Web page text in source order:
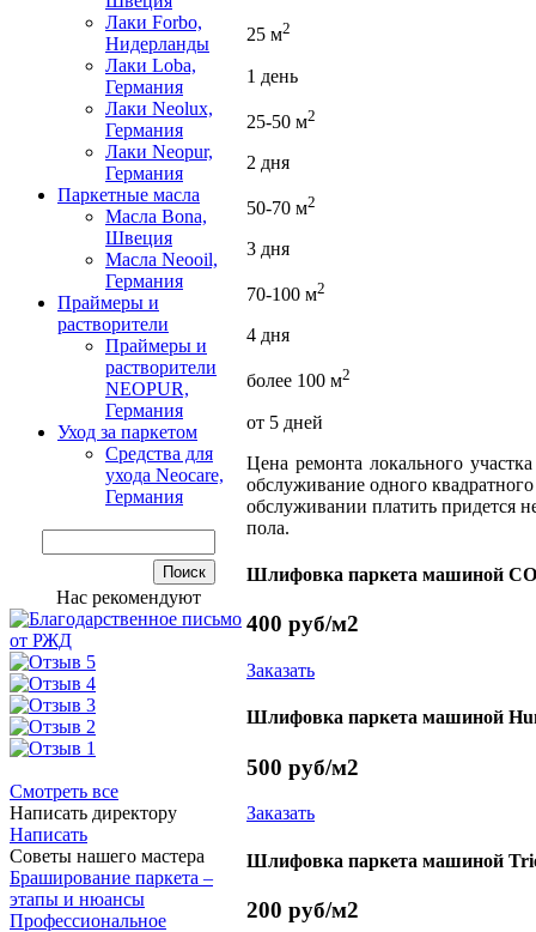
Лаки Forbo,
Нидерланды
Лаки Loba,
Германия
Лаки Neolux,
Германия
Лаки Neopur,
Германия
Паркетные масла
Масла Bona,
Швеция
Масла Neooil,
Германия
Праймеры и
растворители
Праймеры и
растворители
NEOPUR,
Германия
Уход за паркетом
Средства для
ухода Neocare,
Германия
Нас рекомендуют
Смотреть все
Написать директору
Написать
Советы нашего мастера
Браширование паркета –
этапы и нюансы
Профессиональное
25 м2
1 день
25-50 м2
2 дня
50-70 м2
3 дня
70-100 м2
4 дня
более 100 м2
от 5 дней
Цена ремонта локального
обслуживание одного
обслуживании платить придется
пола.
Шлифовка паркета машиной
400 руб/м2
Заказать
Шлифовка паркета машиной
500 руб/м2
Заказать
Шлифовка паркета машиной
200 руб/м2